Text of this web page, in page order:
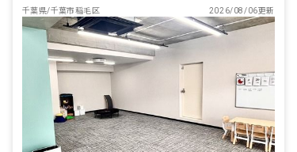
千葉県/千葉市稲毛区
2026/08/06更新